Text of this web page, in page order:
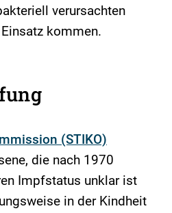
verursachten
kommen.
(STIKO)
die nach 1970
Impfstatus unklar ist
in der Kindheit